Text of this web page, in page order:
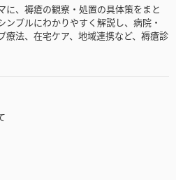
に、褥瘡の観察・処置の具体策をまと
プルにわかりやすく解説し、病院・
療法、在宅ケア、地域連携など、褥瘡診